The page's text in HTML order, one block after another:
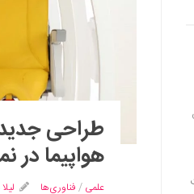
طراحی جدید
هواپیما در
علمی / فناوری‌ها